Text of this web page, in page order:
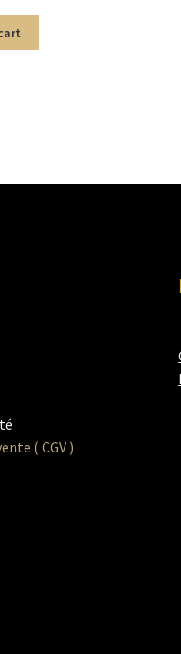
( CGV )